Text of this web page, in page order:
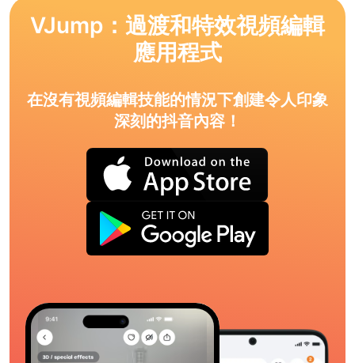
VJump：過渡和特效視頻編輯
應用程式
在沒有視頻編輯技能的情況下創建令人印象
深刻的抖音內容！